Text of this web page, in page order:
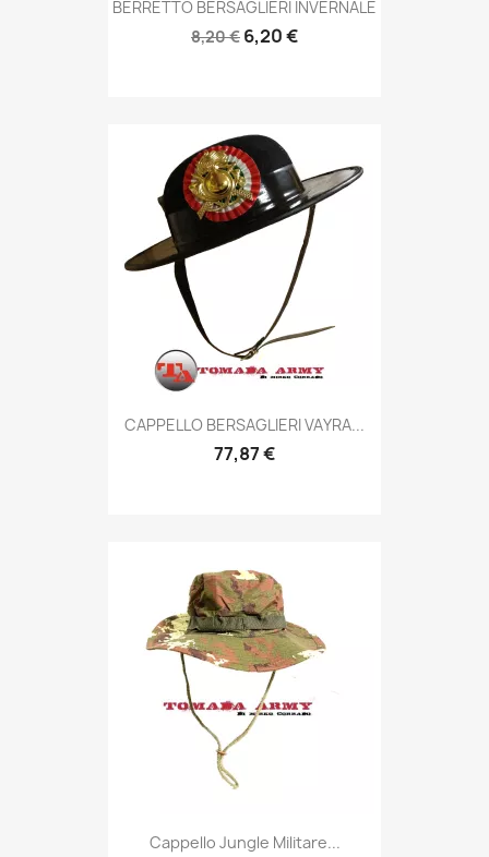
BERRETTO BERSAGLIERI INVERNALE
8,20 € 6,20 €
Anteprima
CAPPELLO BERSAGLIERI VAYRA...
77,87 €
Anteprima
Cappello Jungle Militare...